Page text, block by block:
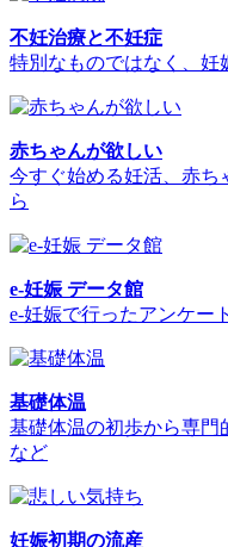
不妊治療と不妊症
特別なものではなく、妊
赤ちゃんが欲しい
今すぐ始める妊活、赤ち
ら
e-妊娠 データ館
e-妊娠で行ったアンケー
基礎体温
基礎体温の初歩から専門
など
妊娠初期の流産